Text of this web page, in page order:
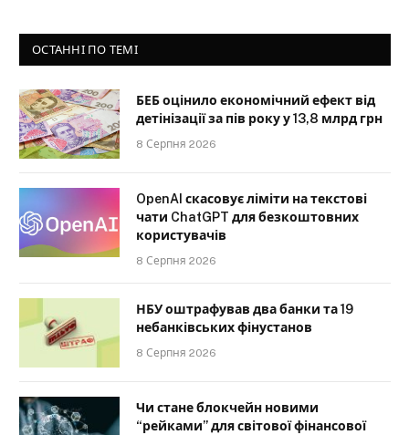
ОСТАННІ ПО ТЕМІ
БЕБ оцінило економічний ефект від
детінізації за пів року у 13,8 млрд грн
8 Серпня 2026
OpenAI скасовує ліміти на текстові
чати ChatGPT для безкоштовних
користувачів
8 Серпня 2026
НБУ оштрафував два банки та 19
небанківських фінустанов
8 Серпня 2026
Чи стане блокчейн новими
“рейками” для світової фінансової